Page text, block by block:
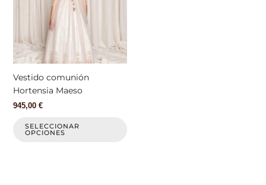
Vestido comunión
Hortensia Maeso
945,00 €
SELECCIONAR
OPCIONES
se